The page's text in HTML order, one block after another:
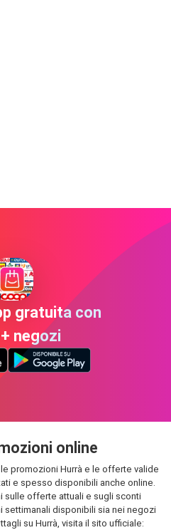
gratuita con
negozi
online
promozioni Hurrà e le offerte valide
e spesso disponibili anche online.
sulle offerte attuali e sugli sconti
settimanali disponibili sia nei negozi
su Hurrà, visita il sito ufficiale: